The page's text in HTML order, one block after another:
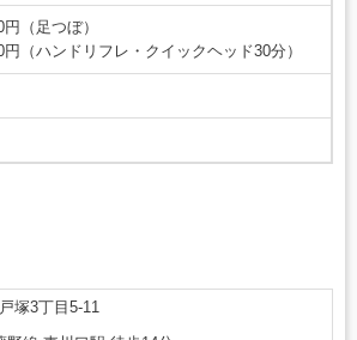
（足つぼ）
円（ハンドリフレ・クイックヘッド30分）
塚3丁目5-11